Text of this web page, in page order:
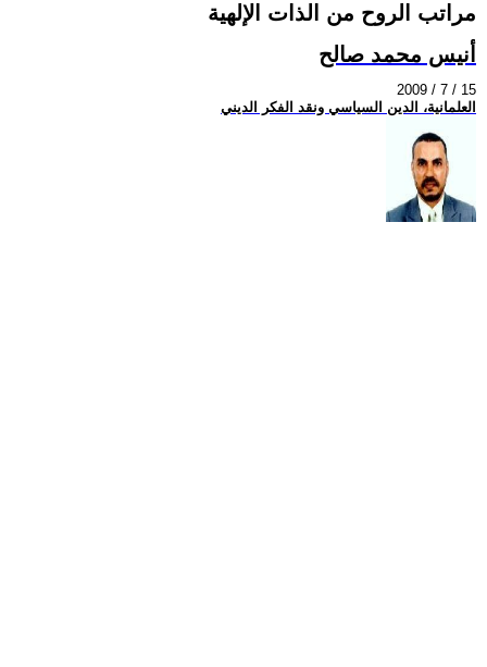
مراتب الروح من الذات الإلهية
أنيس محمد صالح
2009 / 7 / 15
العلمانية، الدين السياسي ونقد الفكر الديني